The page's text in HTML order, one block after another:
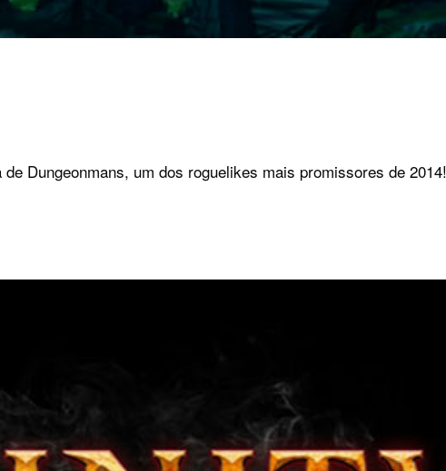
Dungeonmans, um dos roguelikes mais promissores de 2014!